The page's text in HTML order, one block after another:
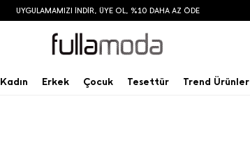
UYGULAMAMIZI İNDİR, ÜYE OL, %10 DAHA AZ ÖDE
Kadın Erkek Çocuk Tesettür Trend Ürünler